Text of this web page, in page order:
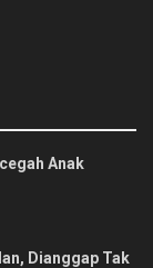
Anak
Dianggap Tak